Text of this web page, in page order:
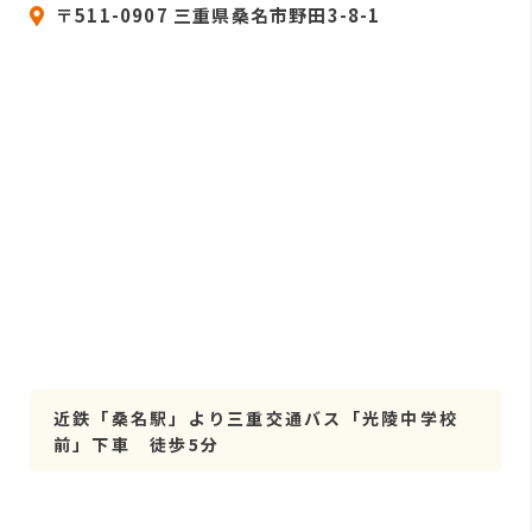
〒511-0907 三重県桑名市野田3-8-1
近鉄「桑名駅」より三重交通バス「光陵中学校
前」下車 徒歩5分